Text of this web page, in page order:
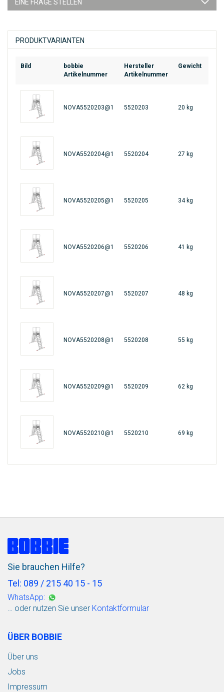
EINE FRAGE STELLEN
PRODUKTVARIANTEN
Bild
bobbie
Artikelnummer
Hersteller
Artikelnummer
Gewicht
NOVA5520203@1 5520203 20 kg
NOVA5520204@1 5520204 27 kg
NOVA5520205@1 5520205 34 kg
NOVA5520206@1 5520206 41 kg
NOVA5520207@1 5520207 48 kg
NOVA5520208@1 5520208 55 kg
NOVA5520209@1 5520209 62 kg
NOVA5520210@1 5520210 69 kg
Sie brauchen Hilfe?
Tel: 089 / 215 40 15 - 15
WhatsApp:
… oder nutzen Sie unser Kontaktformular
ÜBER BOBBIE
Über uns
Jobs
Impressum